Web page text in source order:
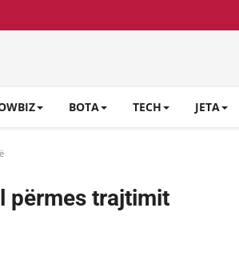
BOTA TECH JETA
përmes trajtimit